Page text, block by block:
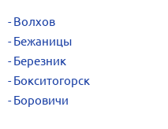
Волхов
Бежаницы
Березник
Бокситогорск
Боровичи